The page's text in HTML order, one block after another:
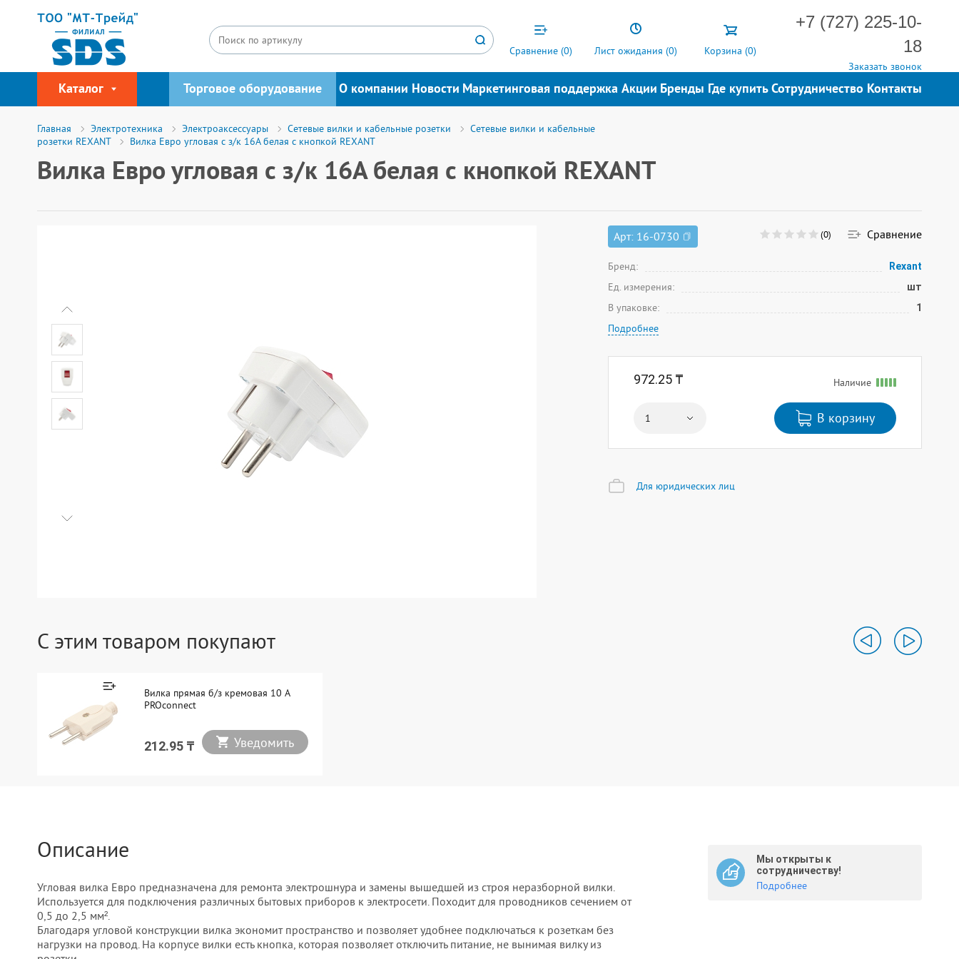
Сравнение (0) Лист ожидания (0) Корзина (0)
+7 (727) 225-10-
18
Заказать звонок
Каталог Торговое оборудование О компании Новости Маркетинговая поддержка Акции Бренды Где купитьСотрудничество Контакты
Главная Электротехника Электроаксессуары Сетевые вилки и кабельные розетки
Сетевые вилки и кабельные
розетки REXANT
Вилка Евро угловая с з/к 16А белая с кнопкой REXANT
Вилка Евро угловая с з/к 16А белая с кнопкой REXANT
Арт: 16-0730 (0) Сравнение
Бренд: Rexant
Ед. измерения: шт
В упаковке: 1
Подробнее
972.25 ₸ Наличие
В корзину
Для юридических лиц
С этим товаром покупают
Вилка прямая б/з кремовая 10 А
PROconnect
212.95 ₸ Уведомить
Описание
Угловая вилка Евро предназначена для ремонта электрошнура и замены вышедшей из строя неразборной вилки.
Используется для подключения различных бытовых приборов к электросети. Походит для проводников сечением от
0,5 до 2,5 мм².
Благодаря угловой конструкции вилка экономит пространство и позволяет удобнее подключаться к розеткам без
нагрузки на провод. На корпусе вилки есть кнопка, которая позволяет отключить питание, не вынимая вилку из
Мы открыты к
сотрудничеству!
Подробнее